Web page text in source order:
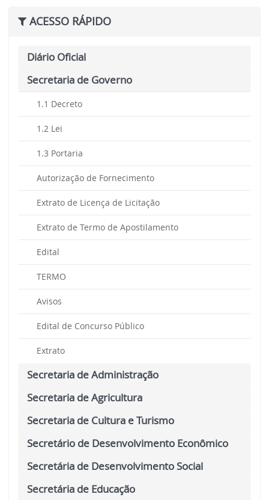
ACESSO RÁPIDO
Diário Oficial
Secretaria de Governo
1.1 Decreto
1.2 Lei
1.3 Portaria
Autorização de Fornecimento
Extrato de Licença de Licitação
Extrato de Termo de Apostilamento
Edital
TERMO
Avisos
Edital de Concurso Público
Extrato
Secretaria de Administração
Secretaria de Agricultura
Secretaria de Cultura e Turismo
Secretário de Desenvolvimento Econômico
Secretária de Desenvolvimento Social
Secretária de Educação